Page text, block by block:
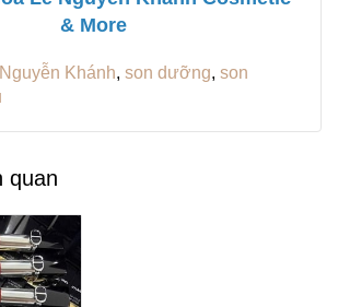
& More
Khánh, son dưỡng, son
quan